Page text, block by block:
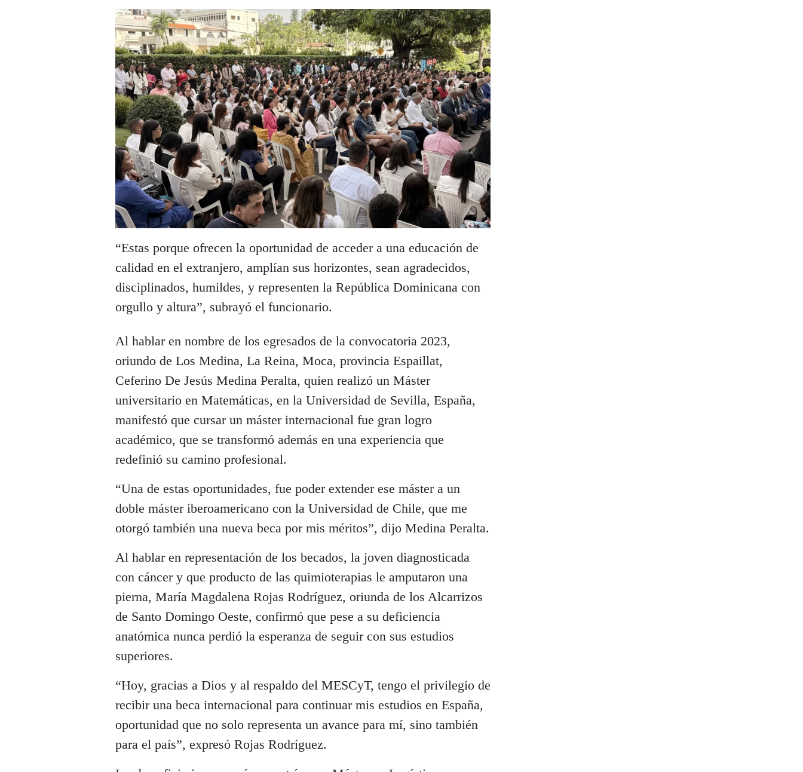
“Estas porque ofrecen la oportunidad de acceder a una educación de
calidad en el extranjero, amplían sus horizontes, sean agradecidos,
disciplinados, humildes, y representen la República Dominicana con
orgullo y altura”, subrayó el funcionario.
Al hablar en nombre de los egresados de la convocatoria 2023,
oriundo de Los Medina, La Reina, Moca, provincia Espaillat,
Ceferino De Jesús Medina Peralta, quien realizó un Máster
universitario en Matemáticas, en la Universidad de Sevilla, España,
manifestó que cursar un máster internacional fue gran logro
académico, que se transformó además en una experiencia que
redefinió su camino profesional.
“Una de estas oportunidades, fue poder extender ese máster a un
doble máster iberoamericano con la Universidad de Chile, que me
otorgó también una nueva beca por mis méritos”, dijo Medina Peralta.
Al hablar en representación de los becados, la joven diagnosticada
con cáncer y que producto de las quimioterapias le amputaron una
pierna, María Magdalena Rojas Rodríguez, oriunda de los Alcarrizos
de Santo Domingo Oeste, confirmó que pese a su deficiencia
anatómica nunca perdió la esperanza de seguir con sus estudios
superiores.
“Hoy, gracias a Dios y al respaldo del MESCyT, tengo el privilegio de
recibir una beca internacional para continuar mis estudios en España,
oportunidad que no solo representa un avance para mí, sino también
para el país”, expresó Rojas Rodríguez.